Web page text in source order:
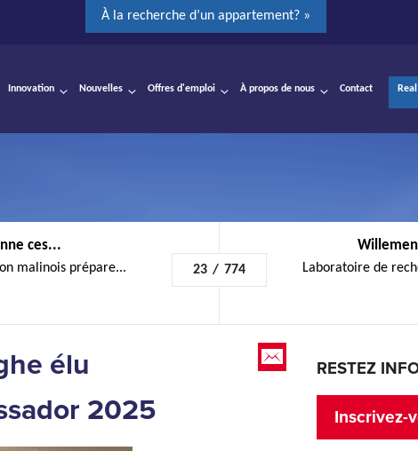
À la recherche d’un appartement? »
Innovation Nouvelles Offres d'emploi À propos de nous Contact
ces...
malinois prépare... 23 / 774 Laboratoire de
élu
2025
RESTEZ
Inscrivez-